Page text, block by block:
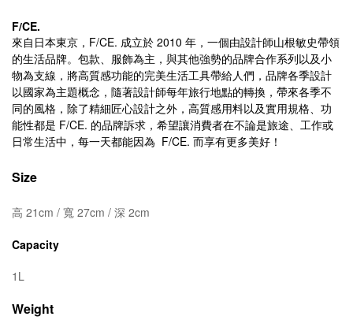
F/CE.
來自日本東京， F/CE. 成立於 2010 年，一個由設計師山根敏史帶領
的生活品牌。包款、服飾為主，與其他強勢的品牌合作系列以及小
物為支線，將高質感功能的完美生活工具帶給人們，品牌各季設計
以國家為主題概念，隨著設計師每年旅行地點的轉換，帶來各季不
同的風格，除了精細匠心設計之外，高質感用料以及實用規格、功
能性都是 F/CE. 的品牌訴求，希望讓消費者在不論是旅途、工作或
日常生活中，每一天都能因為 F/CE. 而享有更多美好！
Size
高 21cm / 寬 27cm / 深 2cm
Capacity
1L
Weight